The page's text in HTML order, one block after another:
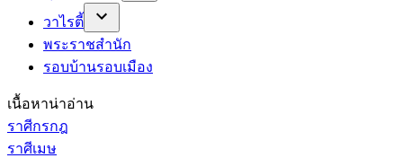
วาไรตี้
พระราชสำนัก
รอบบ้านรอบเมือง
เนื้อหาน่าอ่าน
ราศีกรกฎ
ราศีเมษ